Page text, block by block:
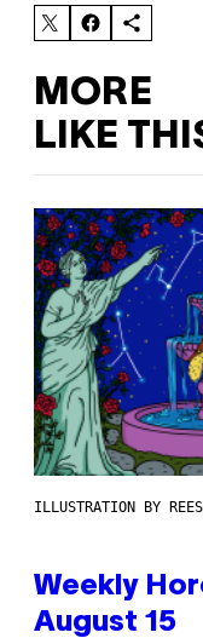
MORE
LIKE
ILLUSTRATION BY
Weekly
August 15